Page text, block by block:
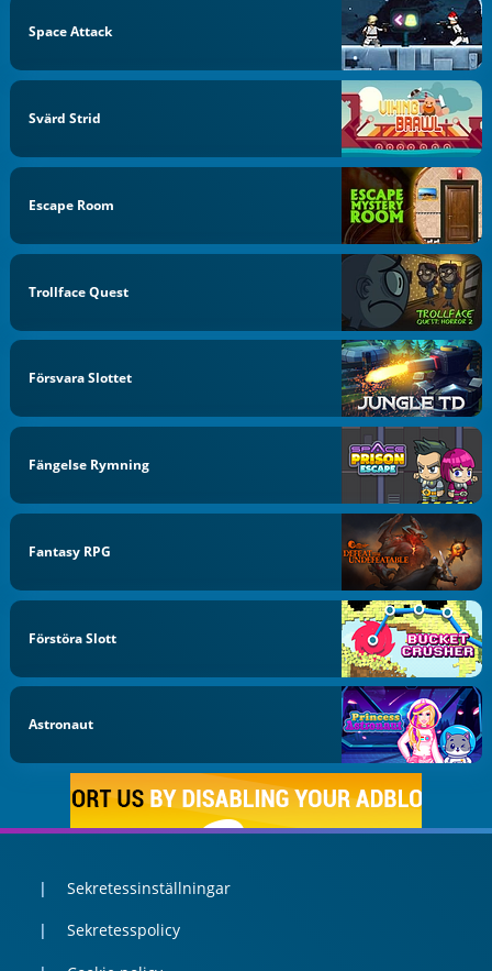
Space Attack
Svärd Strid
Escape Room
Trollface Quest
Försvara Slottet
Fängelse Rymning
Fantasy RPG
Förstöra Slott
Astronaut
Sekretessinställningar
Sekretesspolicy